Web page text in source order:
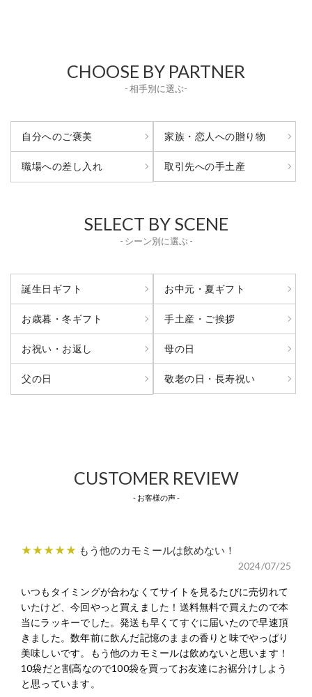
CHOOSE BY PARTNER
- 相手別に選ぶ-
自分へのご褒美 家族・恋人への贈り物
職場への差し入れ 取引先への手土産
SELECT BY SCENE
- シーン別に選ぶ -
誕生日ギフト お中元・夏ギフト
お歳暮・冬ギフト 手土産・ご挨拶
お祝い・お返し 母の日
父の日 敬老の日・長寿祝い
CUSTOMER REVIEW
- お客様の声 -
★★★★★ もう他のカモミールは飲めない！
2024/07/25
いつもタイミングが合わなくてサイトを見るたびに売切れて
いたけど、今回やっと買えました！送料無料で買えたので本
当にラッキーでした。発送も早くてすぐに届いたので早速頂
きました。数年前に飲んだ記憶のままの香りと味でやっぱり
美味しいです。もう他のカモミールは飲めないと思います！
10袋だと割高なので100袋を買ってお友達にお裾分けしよう
と思っています。